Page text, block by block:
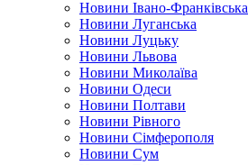
Новини Івано-Франківська
Новини Луганська
Новини Луцьку
Новини Львова
Новини Миколаїва
Новини Одеси
Новини Полтави
Новини Рівного
Новини Сімферополя
Новини Сум